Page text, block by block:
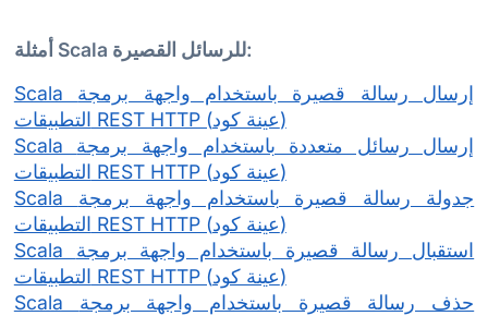
أمثلة Scala للرسائل القصيرة:
Scala إرسال رسالة قصيرة باستخدام واجهة برمجة
التطبيقات REST HTTP (عينة كود)
Scala إرسال رسائل متعددة باستخدام واجهة برمجة
التطبيقات REST HTTP (عينة كود)
Scala جدولة رسالة قصيرة باستخدام واجهة برمجة
التطبيقات REST HTTP (عينة كود)
Scala استقبال رسالة قصيرة باستخدام واجهة برمجة
التطبيقات REST HTTP (عينة كود)
Scala حذف رسالة قصيرة باستخدام واجهة برمجة